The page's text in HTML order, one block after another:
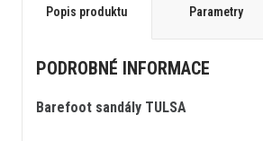
Popis produktu Parametry
PODROBNÉ INFORMACE
Barefoot sandály TULSA